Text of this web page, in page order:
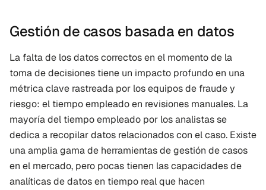
Gestión de casos basada en datos
La falta de los datos correctos en el momento de la
toma de decisiones tiene un impacto profundo en una
métrica clave rastreada por los equipos de fraude y
riesgo: el tiempo empleado en revisiones manuales. La
mayoría del tiempo empleado por los analistas se
dedica a recopilar datos relacionados con el caso. Existe
una amplia gama de herramientas de gestión de casos
en el mercado, pero pocas tienen las capacidades de
analíticas de datos en tiempo real que hacen